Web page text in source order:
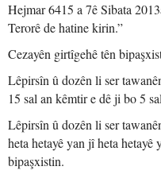
Hejmar 6415 a 7ê Sibata
Terorê de hatine kirin.”
Cezayên girtîgehê tên
Lêpirsîn û dozên li ser
15 sal an kêmtir e dê ji bo 5
Lêpirsîn û dozên li ser
heta hetayê yan jî heta
bipaşxistin.